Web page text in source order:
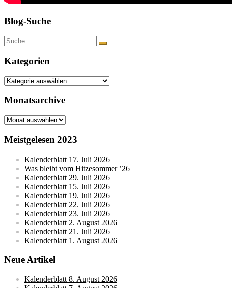
Blog-Suche
Suche
nach:
Kategorien
Kategorien
Monatsarchive
Monatsarchive
Meistgelesen 2023
Kalenderblatt 17. Juli 2026
Was bleibt vom Hitzesommer ’26
Kalenderblatt 29. Juli 2026
Kalenderblatt 15. Juli 2026
Kalenderblatt 19. Juli 2026
Kalenderblatt 22. Juli 2026
Kalenderblatt 23. Juli 2026
Kalenderblatt 2. August 2026
Kalenderblatt 21. Juli 2026
Kalenderblatt 1. August 2026
Neue Artikel
Kalenderblatt 8. August 2026